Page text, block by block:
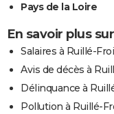
Pays de la Loire
En savoir plus
Salaires à Ruillé-
Avis de décès à
Délinquance à
Pollution à Ruillé-